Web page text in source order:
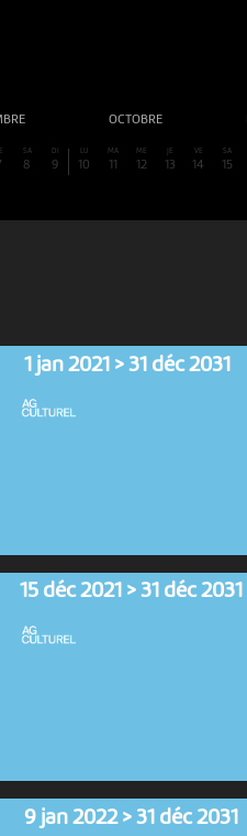
OCTOBRE
SA
8
DI
9
LU
10
MA
11
ME
12
JE
13
VE
14
SA
15
1 jan 2021 > 31 déc 2031
15 déc 2021 > 31 déc 2031
9 jan 2022 > 31 déc 2031